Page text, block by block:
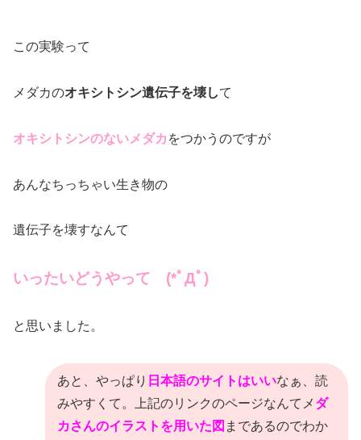
この実験って
メダカのオキシトシン遺伝子を壊して
オキシトシンのないメダカ をつかうのですが
あんなちっちゃい生き物の
遺伝子を壊すなんて
いったいどうやって (*ﾟДﾟ)
と思いました。
あと、やっぱり 日本語のサイトはいいなぁ、読
みやすくて。上記のリンクのページなんてメ ダ
カさんのイラストを用いた図 まであるのでわか